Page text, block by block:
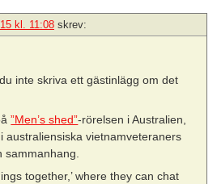
kl. 11:08 skrev:
inte skriva ett gästinlägg om det
”Men’s shed”-rörelsen i Australien,
australiensiska vietnamveteraners
together,’ where they can chat